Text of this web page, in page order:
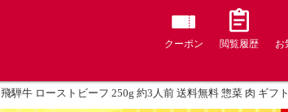
クーポン 閲覧履歴 お
飛騨牛 ローストビーフ 250g 約3人前 送料無料 惣菜 肉 ギフ